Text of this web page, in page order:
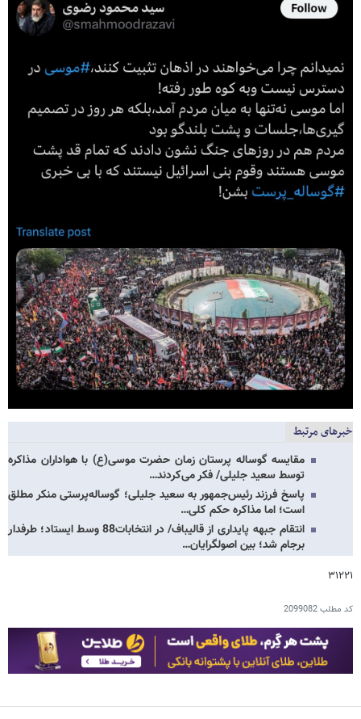
خبرهای مرتبط
مقایسه گوساله پرستان زمان حضرت موسی(ع) با هواداران مذاکره
توسط سعید جلیلی/ فکر می‌کردند…
پاسخ فرزند رئیس‌جمهور به سعید جلیلی؛ گوساله‌پرستی منکر مطلق
است؛ اما مذاکره حکم کلی…
انتقام جبهه پایداری از قالیباف/ در انتخابات88 وسط ایستاد؛ طرفدار
برجام شد؛ بین اصولگرایان…
۳۱۲۲۱
کد مطلب2099082